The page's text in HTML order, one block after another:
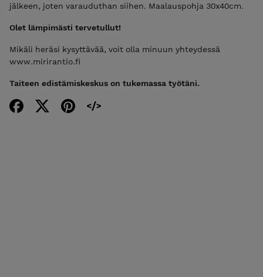
jälkeen, joten varauduthan siihen. Maalauspohja 30x40cm.
Olet lämpimästi tervetullut!
Mikäli heräsi kysyttävää, voit olla minuun yhteydessä
www.mirirantio.fi
Taiteen edistämiskeskus on tukemassa työtäni.